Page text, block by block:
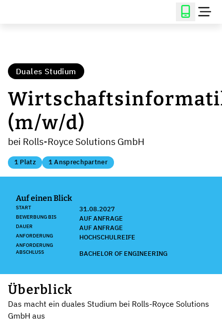
Duales Studium
(m/w/d)
bei Rolls-Royce Solutions GmbH
1 Platz 1 Ansprechpartner
Auf einen Blick
START 31.08.2027
BEWERBUNG BIS AUF ANFRAGE
DAUER AUF ANFRAGE
ANFORDERUNG HOCHSCHULREIFE
ANFORDERUNG
ABSCHLUSS
BACHELOR OF ENGINEERING
Überblick
Das macht ein duales Studium bei Rolls-Royce Solutions
GmbH aus